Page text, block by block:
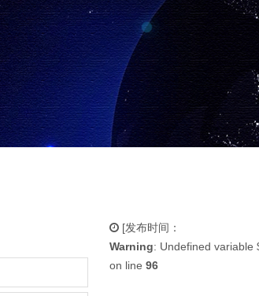
[发布时间：
Warning: Undefined variable
on line 96